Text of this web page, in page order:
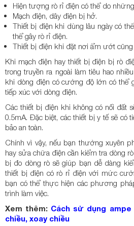
Hiện tượng rò rỉ điện có thể do
Mạch điện, dây điện bị hở.
Thiết bị điện khi dùng lâu ngày có
thể gây rò rỉ điện.
Thiết bị điện khi đặt nơi ẩm ướt cũng
Khi mạch điện hay thiết bị điện bị rò
trong truyền ra ngoài làm tiêu hao
khi dòng điện có cường độ lớn có thể
tiếp xúc với dòng điện.
Các thiết bị điện khi không có nối đất
0.5mA. Đặc biệt, các thiết bị y tế sẽ có
bảo an toàn.
Chính vì vậy, nếu bạn thường xuyên
hay sửa chữa điện cần kiểm tra dòng
bị đo dòng rò sẽ giúp bạn dễ dàng
thiết bị điện có rò rỉ điện với mức
bạn có thể thực hiện các phương
trình làm việc.
Xem thêm: Cách sử dụng
chiều, xoay chiều